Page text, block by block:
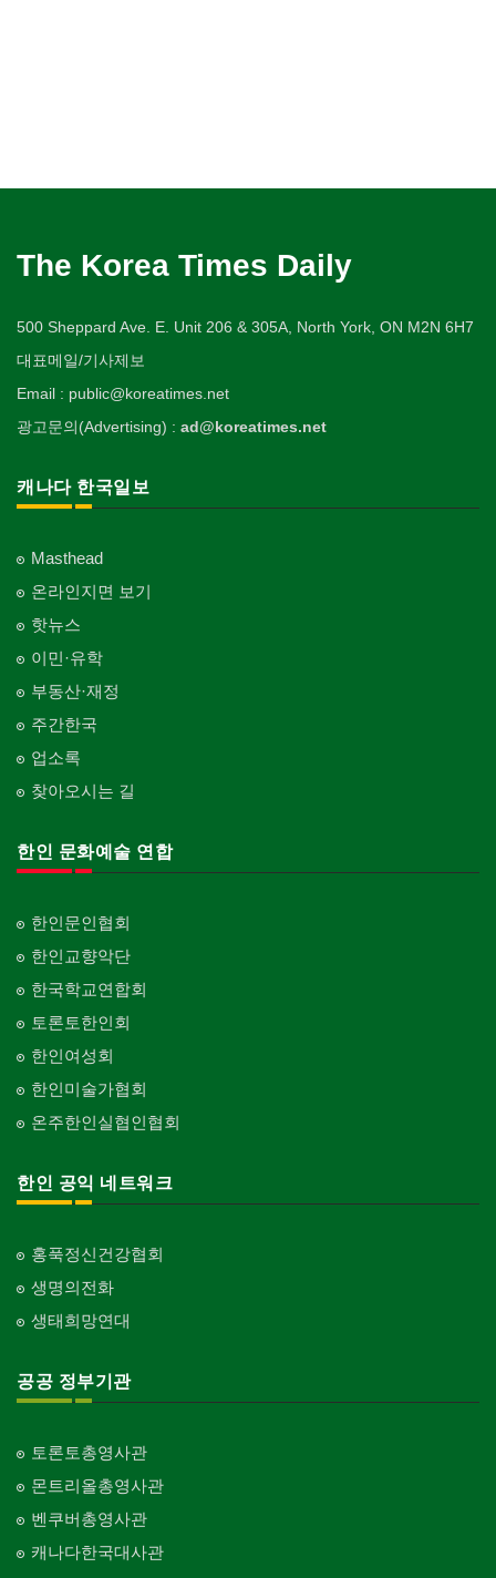
The Korea Times Daily
500 Sheppard Ave. E. Unit 206 & 305A, North York, ON M2N 6H7
대표메일/기사제보
Email : public@koreatimes.net
광고문의(Advertising) : ad@koreatimes.net
캐나다 한국일보
Masthead
온라인지면 보기
핫뉴스
이민·유학
부동산·재정
주간한국
업소록
찾아오시는 길
한인 문화예술 연합
한인문인협회
한인교향악단
한국학교연합회
토론토한인회
한인여성회
한인미술가협회
온주한인실협인협회
한인 공익 네트워크
홍푹정신건강협회
생명의전화
생태희망연대
공공 정부기관
토론토총영사관
몬트리올총영사관
벤쿠버총영사관
캐나다한국대사관